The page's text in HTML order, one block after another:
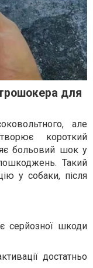
для
але
короткий
больовий шок у
Такий
у собаки, після
серйозної шкоди
достатньо